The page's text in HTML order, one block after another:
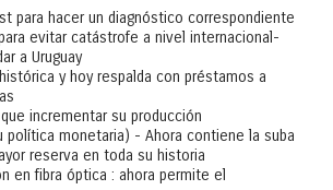
para hacer un diagnóstico correspondiente
evitar catástrofe a nivel internacional-
a Uruguay
y hoy respalda con préstamos a
incrementar su producción
política monetaria) - Ahora contiene la suba
reserva en toda su historia
en fibra óptica : ahora permite el